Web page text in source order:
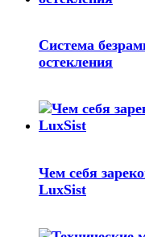
Система
остекления
Чем себя
LuxSist